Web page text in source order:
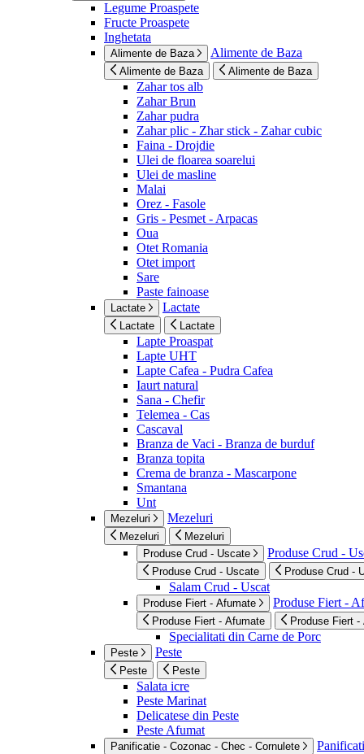
Legume Proaspete
Fructe Proaspete
Inghetata
Alimente de Baza Alimente de Baza
Alimente de Baza Alimente de Baza
Zahar tos alb
Zahar Brun
Zahar pudra
Zahar plic - Zhar stick - Zahar cubic
Faina - Drojdie
Ulei de floarea soarelui
Ulei de masline
Malai
Orez - Fasole
Gris - Pesmet - Arpacas
Oua
Otet Romania
Otet import
Sare
Paste fainoase
Lactate Lactate
Lactate Lactate
Lapte Proaspat
Lapte UHT
Lapte Cafea - Pudra Cafea
Iaurt natural
Sana - Chefir
Telemea - Cas
Cascaval
Branza de Vaci - Branza de burduf
Branza topita
Crema de branza - Mascarpone
Smantana
Unt
Mezeluri Mezeluri
Mezeluri
Mezeluri
Produse Crud - Uscate
Produse Crud -
Produse Crud - Uscate Produse Crud -
Salam Crud - Uscat
Produse Fiert - Afumate Produse Fiert -
Produse Fiert - Afumate Produse Fiert -
Specialitati din Carne de Porc
Peste Peste
Peste Peste
Salata icre
Peste Marinat
Delicatese din Peste
Peste Afumat
Panificatie - Cozonac - Chec - Cornulete